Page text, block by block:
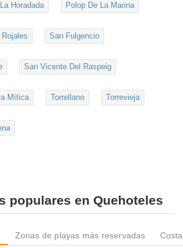
Horadada Polop De La Marina
Rojales San Fulgencio
San Vicente Del Raspeig
Mítica Torrellano Torrevieja
populares en Quehoteles
Zonas de playas más reservadas